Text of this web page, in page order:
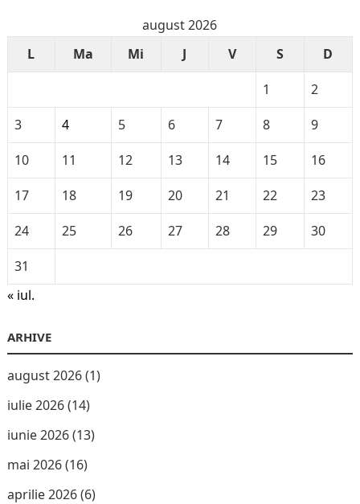
august 2026
L
Ma Mi J V S
D
1
2
3
4 5 6 7 8
9
10
11 12 13 14 15
16
17
18 19 20 21 22
23
24
25 26 27 28 29
30
31
« iul.
ARHIVE
august 2026(1)
iulie 2026(14)
iunie 2026(13)
mai 2026(16)
aprilie 2026(6)